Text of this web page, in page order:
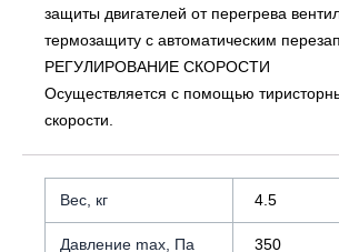
защиты двигателей от перегрева
термозащиту с автоматическим
РЕГУЛИРОВАНИЕ СКОРОСТИ
Осуществляется с помощью
скорости.
Вес, кг 4.5
Давление max, Па 350